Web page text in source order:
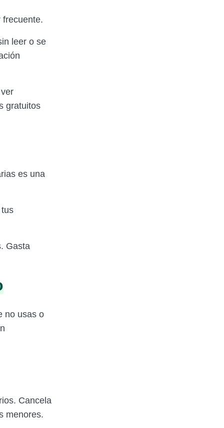
frecuente.
leer o se
gratuitos
es una
Gasta
no usas o
Cancela
menores.